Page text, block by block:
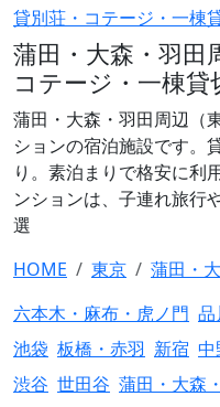
貸別荘・コテージ・一棟
蒲田・大森・羽田
コテージ・一棟貸
蒲田・大森・羽田周辺（
ションの宿泊施設です。
り。素泊まりで格安に利
ンションは、子連れ旅行
選
HOME
東京
蒲田・
六本木・麻布・虎ノ門 品
池袋 板橋・赤羽 新宿 中
渋谷 世田谷 蒲田・大森